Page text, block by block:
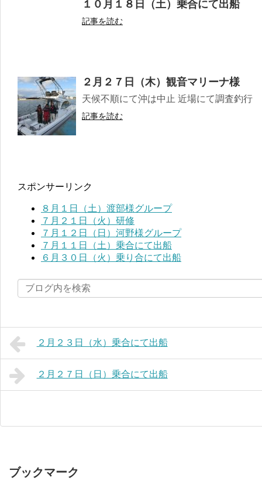
１０月１８日（土）乗合にて出船
記事を読む
２月２７日（木）観音マリーナ様
天候不順にて沖は中止 近場にて調査釣行
記事を読む
スポンサーリンク
８月１日（土）渡部様グループ
７月２１日（火）研修
７月１２日（日）河野様グループ
７月１１日（土）乗合にて出船
６月３０日（火）乗り合にて出船
２月２３日（水）乗合にて出船
２月２７日（日）乗合にて出船
ブックマーク